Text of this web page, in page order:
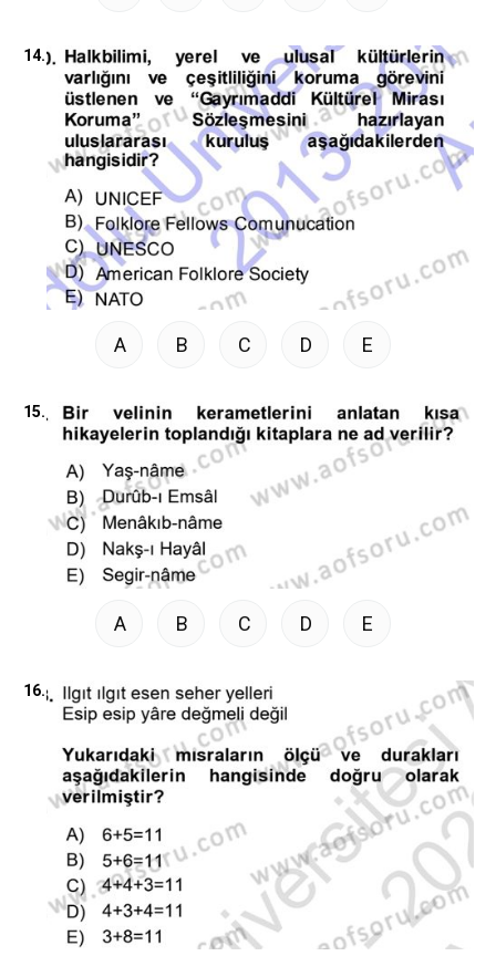
14.
A B C D E
15.
A B C D E
16.